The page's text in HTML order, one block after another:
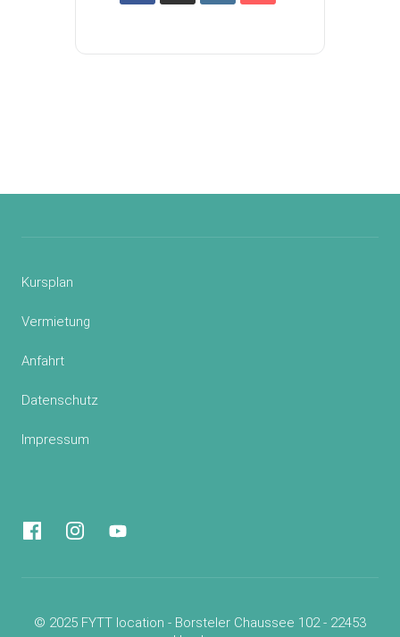
Kursplan
Vermietung
Anfahrt
Datenschutz
Impressum
© 2025 FYTT location - Borsteler Chaussee 102 - 22453